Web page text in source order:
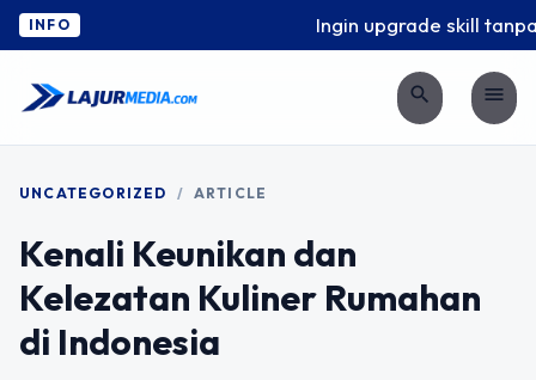
INFO Ingin upgrade skill
search menu
UNCATEGORIZED / ARTICLE
Kenali Keunikan dan
Kelezatan Kuliner Rumahan
di Indonesia